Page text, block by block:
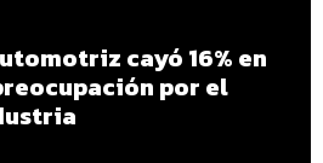
cayó 16% en
por el